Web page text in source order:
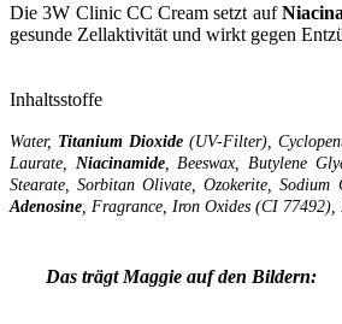
Die 3W Clinic CC Cream setzt auf
gesunde Zellaktivität und wirkt gegen
Inhaltsstoffe
Water, Titanium Dioxide(UV-Filter),
Laurate, Niacinamide, Beeswax, Butylene
Stearate, Sorbitan Olivate, Ozokerite, Sodium
Adenosine , Fragrance, Iron Oxides (CI
Das trägt Maggie auf den Bildern: